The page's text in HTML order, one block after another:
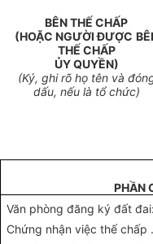
BÊN THẾ CHẤP
(HOẶC NGƯỜI ĐƯỢC
THẾ CHẤP
ỦY QUYỀN)
(Ký, ghi rõ họ tên và
dấu, nếu là tổ chức)
PHẦN
Văn phòng đăng ký đất
Chứng nhận việc thế chấp